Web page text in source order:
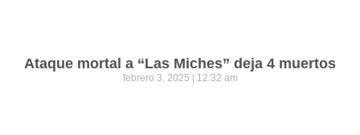
Ataque mortal a “Las Miches” deja 4 muertos
febrero 3, 2025 12:32 am